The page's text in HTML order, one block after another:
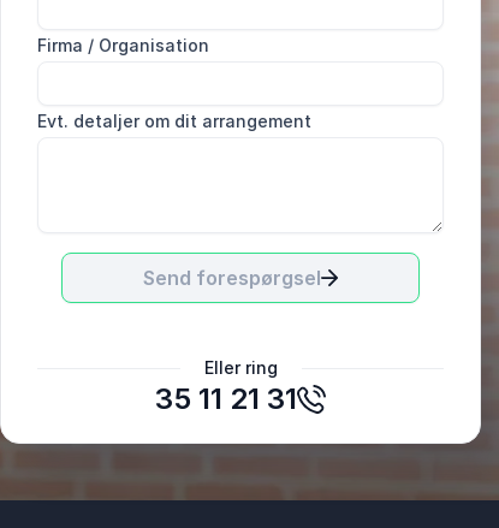
Firma / Organisation
Evt. detaljer om dit arrangement
Send forespørgsel
Eller ring
35 11 21 31